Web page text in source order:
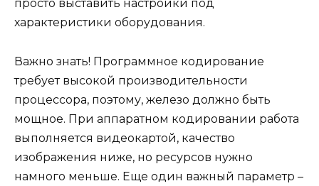
просто выставить настройки под
характеристики оборудования.
Важно знать! Программное кодирование
требует высокой производительности
процессора, поэтому, железо должно быть
мощное. При аппаратном кодировании работа
выполняется видеокартой, качество
изображения ниже, но ресурсов нужно
намного меньше. Еще один важный параметр –